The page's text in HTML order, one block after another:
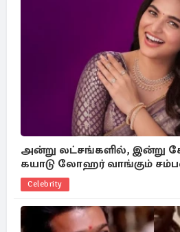
அன்று லட்சங்களில், இன்று
கயாடு லோஹர் வாங்கும்
Celebrity